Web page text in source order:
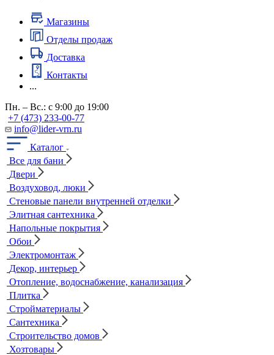
Магазины
Отделы продаж
Доставка
Контакты
...
Пн. – Вс.: с 9:00 до 19:00
+7 (473) 233-00-77
info@lider-vrn.ru
Каталог
Все для бани
Двери
Воздуховод, люки
Стеновые панели внутренней отделки
Элитная сантехника
Напольные покрытия
Обои
Электромонтаж
Декор, интерьер
Отопление, водоснабжение, канализация
Плитка
Стройматериалы
Сантехника
Строительство домов
Хозтовары